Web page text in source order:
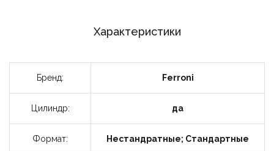
Характеристики
Бренд: Ferroni
Цилиндр: да
Формат: Нестандратные; Стандартные